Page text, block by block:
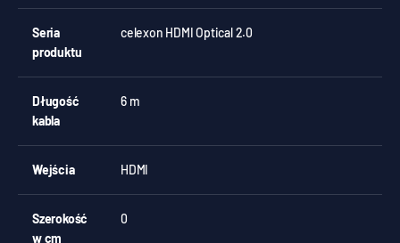
Seria
produktu
celexon HDMI Optical 2.0
Długość
kabla
6 m
Wejścia HDMI
Szerokość
w cm
0